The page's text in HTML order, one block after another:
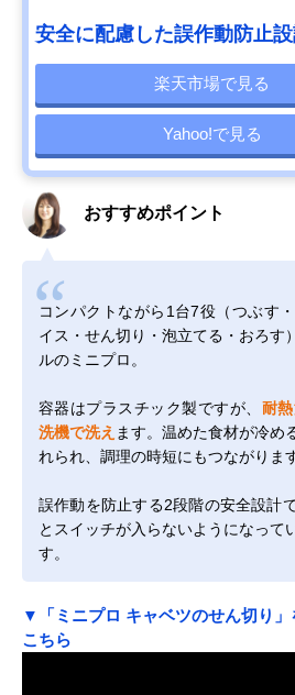
安全に配慮した誤作動防止
楽天市場で見る
Yahoo!で見る
おすすめポイント
コンパクトながら1台7役（つぶす
イス・せん切り・泡立てる・おろす
ルのミニプロ。
容器はプラスチック製ですが、 耐
洗機で洗え ます。温めた食材が冷め
れられ、調理の時短にもつながります
誤作動を防止する2段階の安全設計
とスイッチが入らないようになって
す。
▼「ミニプロ キャベツのせん切り
こちら